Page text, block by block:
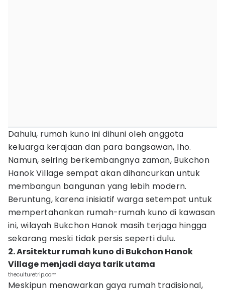
Dahulu, rumah kuno ini dihuni oleh anggota
keluarga kerajaan dan para bangsawan, lho.
Namun, seiring berkembangnya zaman, Bukchon
Hanok Village sempat akan dihancurkan untuk
membangun bangunan yang lebih modern.
Beruntung, karena inisiatif warga setempat untuk
mempertahankan rumah-rumah kuno di kawasan
ini, wilayah Bukchon Hanok masih terjaga hingga
sekarang meski tidak persis seperti dulu.
2. Arsitektur rumah kuno di Bukchon Hanok
Village menjadi daya tarik utama
theculturetrip.com
Meskipun menawarkan gaya rumah tradisional,